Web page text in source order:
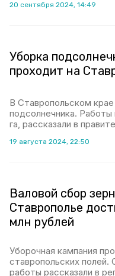
20 сентября 2024, 14:49
Уборка
проходит на
В Ставропольском
подсолнечника.
га, рассказали в
19 августа 2024, 22:50
Валовой сбор
Ставрополье
млн рублей
Уборочная кампания
ставропольских
работы рассказали в